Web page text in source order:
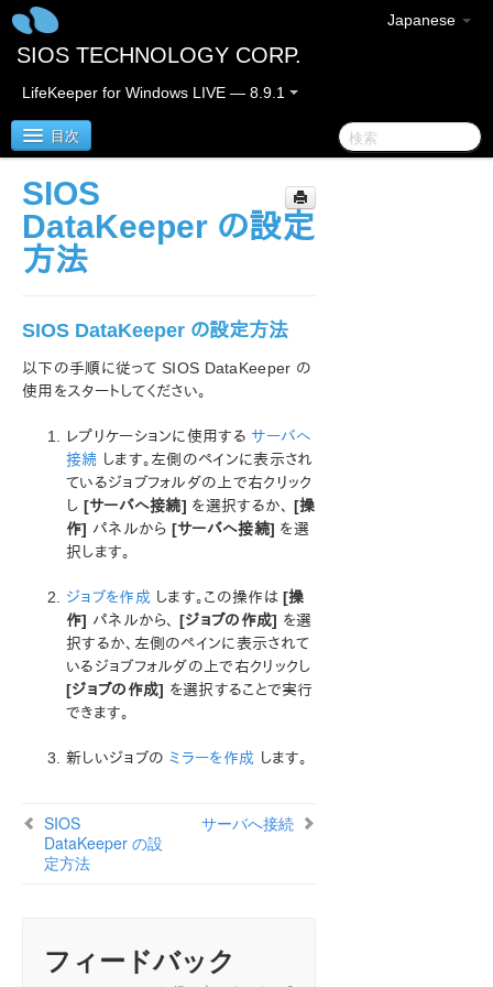
Japanese
SIOS TECHNOLOGY CORP.
LifeKeeper for Windows LIVE — 8.9.1
目次
LifeKeeper for Windows
LifeKeeper for Windows リリースノート
クラウド環境における LifeKeeper for Windows の利用
について
LifeKeeper for Windows インストレーションガイド
LifeKeeper for Windows テクニカルドキュメンテーショ
ン
LifeKeeper for Windows について
構成
LifeKeeper for Windows の管理の概要
ユーザーガイド
DataKeeper
はじめに
構成
DataKeeper の管理
SIOS DataKeeper の設定方法
サーバへ接続
ジョブ操作
ミラーの操作
SIOS
DataKeeper の設定
方法
SIOS DataKeeper の設定方法
以下の手順に従って SIOS DataKeeper の
使用をスタートしてください。
レプリケーションに使用するサーバへ
接続 します。左側のペインに表示され
ているジョブフォルダの上で右クリック
し [サーバへ接続] を選択するか、 [操
作] パネルから [サーバへ接続] を選
択します。
ジョブを作成します。この操作は[操
作] パネルから、[ジョブの作成] を選
択するか、左側のペインに表示されて
いるジョブフォルダの上で右クリックし
[ジョブの作成] を選択することで実行
できます。
新しいジョブの ミラーを作成 します。
SIOS
DataKeeper の設
定方法
サーバへ接続
フィードバック